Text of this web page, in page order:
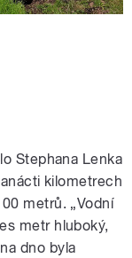
Stephana Lenka
kilometrech
metrů. „Vodní
metr hluboký,
dno byla